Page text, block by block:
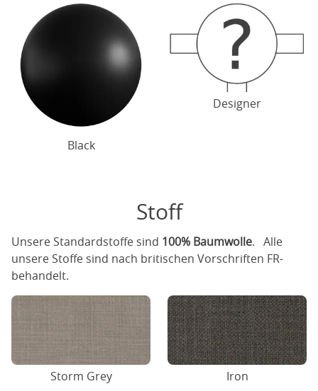
Black
Designer
Stoff
Unsere Standardstoffe sind 100% Baumwolle. Alle
unsere Stoffe sind nach britischen Vorschriften FR-
behandelt.
Storm Grey Iron